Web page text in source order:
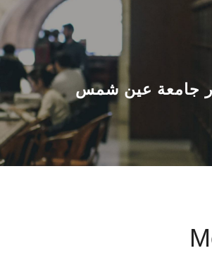
الرئيسيـة
عن الجامعة
القطاعـات
الشئون الأكاديمية
البحث العلمي
جامعة عين شمس